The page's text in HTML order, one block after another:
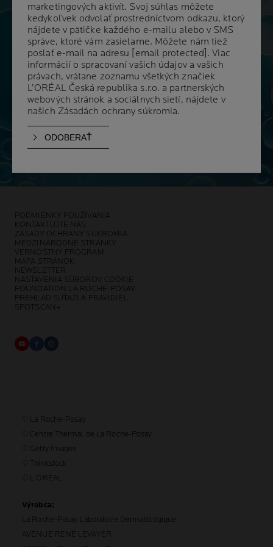
NAŠE PRÍPRAVKY
SÚ ODPORÚČANÉ VIAC AKO
90 000 DERMATOLÓGMI
PODMIENKY POUŽÍVANIA
KONTAKTUJTE NÁS
ZÁSADY OCHRANY SÚKROMIA
MEDZINÁRODNÉ STRÁNKY
VERNOSTNÝ PROGRAM
MAPA STRÁNOK
NEWSLETTER
NASTAVENIA SÚBOROV COOKIE
FOUNDATION LA ROCHE-POSAY
PREHĽAD SÚŤAŽÍ A PRAVIDIEL
SPOTSCAN+
© La Roche-Posay
© Centre Thermal de La Roche-Posay
© Getty Images
© Thinkstock
© L'ORÉAL
Výrobca:
La Roche-Posay Laboratoire Dermatologique,
AVENUE RENE LEVAYER
marketingových aktivít. Svoj súhlas môžete
kedykoľvek odvolať prostredníctvom odkazu, ktorý
nájdete v pätičke každého e-mailu alebo v SMS
správe, ktoré vám zasielame. Môžete nám tiež
poslať e-mail na adresu
[email protected] . Viac
informácií o spracovaní vašich údajov a vašich
právach, vrátane zoznamu všetkých značiek
L’ORÉAL Česká republika s.r.o. a partnerských
webových stránok a sociálnych sietí, nájdete v
našich Zásadách ochrany súkromia.
marketingových aktivít. Svoj súhlas môžete
kedykoľvek odvolať prostredníctvom odkazu, ktorý
nájdete v pätičke každého e-mailu alebo v SMS
správe, ktoré vám zasielame. Môžete nám tiež
poslať e-mail na adresu
[email protected] . Viac
informácií o spracovaní vašich údajov a vašich
právach, vrátane zoznamu všetkých značiek
L’ORÉAL Česká republika s.r.o. a partnerských
webových stránok a sociálnych sietí, nájdete v
našich Zásadách ochrany súkromia.